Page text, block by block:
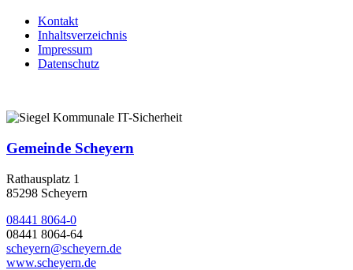
Kontakt
Inhaltsverzeichnis
Impressum
Datenschutz
Gemeinde Scheyern
Rathausplatz 1
85298 Scheyern
08441 8064-0
08441 8064-64
scheyern@scheyern.de
www.scheyern.de